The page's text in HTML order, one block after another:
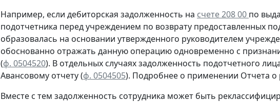
Например, если дебиторская задолженность на счете 208 00 по
подотчетника перед учреждением по возврату предоставленных
образовалась на основании утвержденного руководителем
обоснованно отражать данную операцию одновременно с
(ф. 0504520). В отдельных случаях задолженность подотчетного
Авансовому отчету(ф. 0504505). Подробнее о применении Отчета о
Вместе с тем задолженность сотрудника может быть